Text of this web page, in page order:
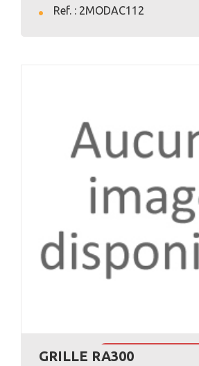
Ref. : 2MODAC112
VOIR L'ANNONCE
GRILLE RA300